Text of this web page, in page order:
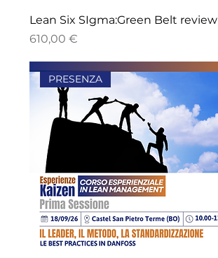
Lean Six SIgma:Green Belt review
Prezzo
610,00 €
PRESENZA